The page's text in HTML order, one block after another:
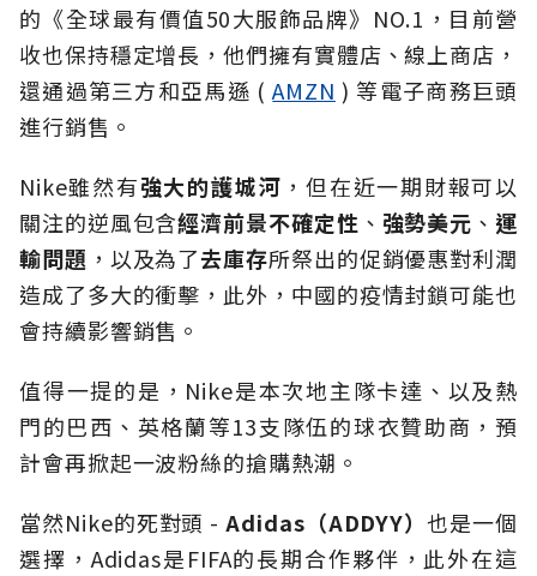
的《全球最有價值50大服飾品牌》NO.1，目前營
收也保持穩定增長，他們擁有實體店、線上商店，
還通過第三方和亞馬遜 (AMZN ) 等電子商務巨頭
進行銷售。
Nike雖然有強大的護城河 ，但在近一期財報可以
關注的逆風包含經濟前景不確定性 、 強勢美元 、運
輸問題 ，以及為了去庫存所祭出的促銷優惠對利潤
造成了多大的衝擊，此外，中國的疫情封鎖可能也
會持續影響銷售。
值得一提的是，Nike是本次地主隊卡達、以及熱
門的巴西、英格蘭等13支隊伍的球衣贊助商，預
計會再掀起一波粉絲的搶購熱潮。
當然Nike的死對頭 -Adidas（ADDYY）也是一個
選擇，Adidas是FIFA的長期合作夥伴，此外在這